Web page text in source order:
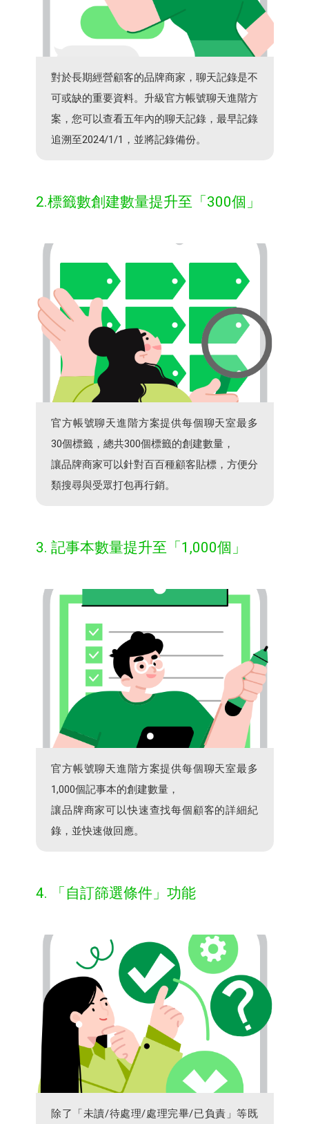
對於長期經營顧客的品牌商家，聊天記錄是不
可或缺的重要資料。升級官方帳號聊天進階方
案，您可以查看五年內的聊天記錄，最早記錄
追溯至2024/1/1，並將記錄備份。​
​2.標籤數創建數量提升至「300個」
官方帳號聊天進階方案提供每個聊天室最多
30個標籤，總共300個標籤的創建數量，​
讓品牌商家可以針對百百種顧客貼標，方便分
類搜尋與受眾打包再行銷。​
3. 記事本數量提升至「1,000個」​
官方帳號聊天進階方案提供每個聊天室最多
1,000個記事本的創建數量，​
讓品牌商家可以快速查找每個顧客的詳細紀
錄，並快速做回應。​
4. 「自訂篩選條件」功能​
除了「未讀/待處理/處理完畢/已負責」等既